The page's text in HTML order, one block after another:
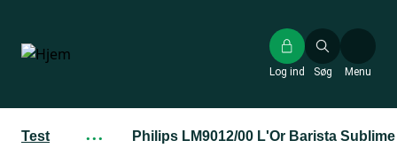
hovedindhold
Søg
Log ind Menu
Test ··· Philips LM9012/00 L'Or Barista Sublime